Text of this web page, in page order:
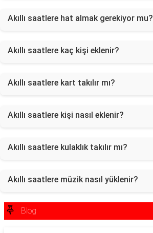
Akıllı saatlere hat almak gerekiyor mu?
Akıllı saatlere kaç kişi eklenir?
Akıllı saatlere kart takılır mı?
Akıllı saatlere kişi nasıl eklenir?
Akıllı saatlere kulaklık takılır mı?
Akıllı saatlere müzik nasıl yüklenir?
Blog